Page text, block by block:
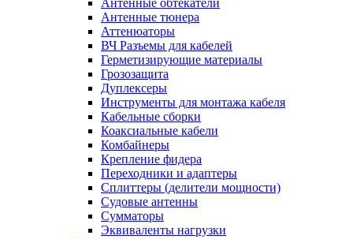
Антенные обтекатели
Антенные тюнера
Аттенюаторы
ВЧ Разъемы для кабелей
Герметизирующие материалы
Грозозащита
Дуплексеры
Инструменты для монтажа кабеля
Кабельные сборки
Коаксиальные кабели
Комбайнеры
Крепление фидера
Переходники и адаптеры
Сплиттеры (делители мощности)
Судовые антенны
Сумматоры
Эквиваленты нагрузки